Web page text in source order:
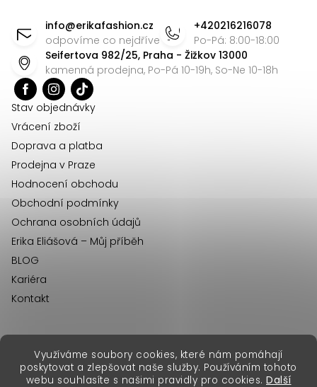
Využíváme soubory cookies, které nám pomáhají
poskytovat a zlepšovat naše služby. Používáním tohoto
webu souhlasíte s našimi pravidly pro cookies. Další
info@erikafashion.cz
odpovíme co nejdříve
+420216216078
Po-Pá: 8:00-18:00
Seifertova 982/25, Praha - Žižkov 13000
kamenná prodejna, Po-Pá 10-19h, So-Ne 10-18h
Stav objednávky
Vrácení zboží
Doprava a platba
Prodejna v Praze
Hodnocení obchodu
Obchodní podmínky
Ochrana osobních údajů
Erika Eliášová – Můj příběh
BLOG
Kariéra
Kontakt
Copyright 2026Erika Fashion. Všechna práva vyhrazena.
erikafashion.sk